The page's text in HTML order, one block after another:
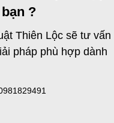
?
Thiên Lộc sẽ tư vấn
pháp phù hợp dành